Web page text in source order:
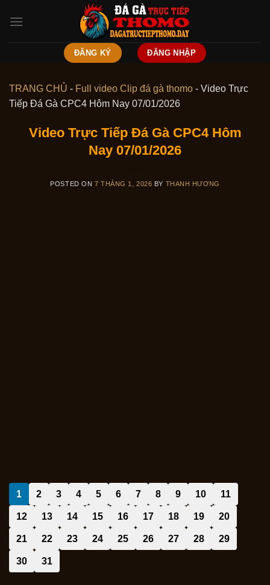
ĐĂNG KÝ ĐĂNG NHẬP
TRANG CHỦ - Full video Clip đá gà thomo - Video Trực
Tiếp Đá Gà CPC4 Hôm Nay 07/01/2026
Video Trực Tiếp Đá Gà CPC4 Hôm
Nay 07/01/2026
POSTED ON 7 THÁNG 1, 2026 BY THANH HƯƠNG
1 2 3 4 5 6 7 8 9 10 11
12 13 14 15 16 17 18 19 20
21 22 23 24 25 26 27 28 29
30 31